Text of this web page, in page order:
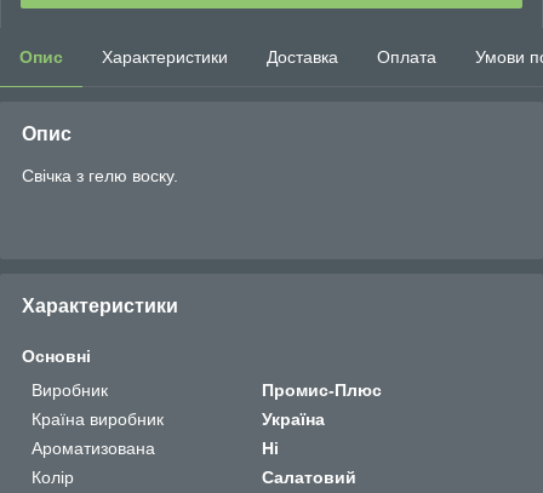
Опис Характеристики Доставка Оплата Умови
Опис
Свічка з гелю воску.
Характеристики
Основні
Виробник
Промис-Плюс
Країна виробник
Україна
Ароматизована
Ні
Колір
Салатовий